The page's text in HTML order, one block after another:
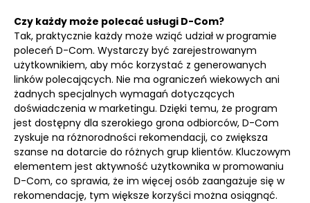
Czy każdy może polecać usługi D-Com?
Tak, praktycznie każdy może wziąć udział w programie
poleceń D-Com. Wystarczy być zarejestrowanym
użytkownikiem, aby móc korzystać z generowanych
linków polecających. Nie ma ograniczeń wiekowych ani
żadnych specjalnych wymagań dotyczących
doświadczenia w marketingu. Dzięki temu, że program
jest dostępny dla szerokiego grona odbiorców, D-Com
zyskuje na różnorodności rekomendacji, co zwiększa
szanse na dotarcie do różnych grup klientów. Kluczowym
elementem jest aktywność użytkownika w promowaniu
D-Com, co sprawia, że im więcej osób zaangażuje się w
rekomendację, tym większe korzyści można osiągnąć.